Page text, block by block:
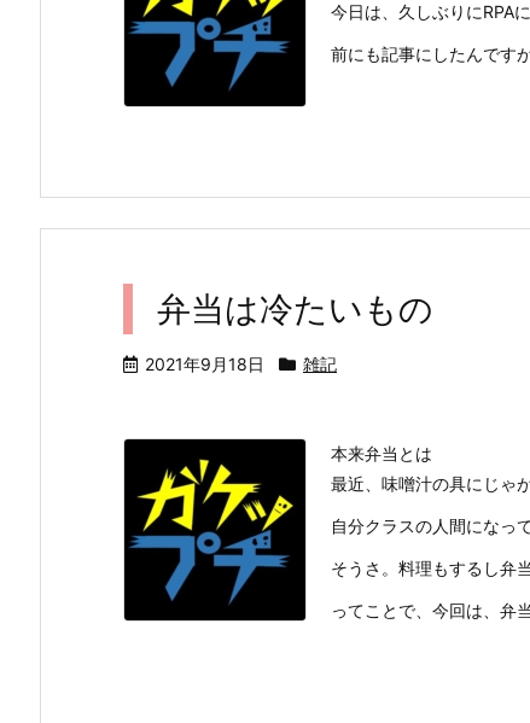
今日は、久しぶりにRPA
前にも記事にしたんです
弁当は冷たいもの
2021年9月18日 雑記
本来弁当とは
最近、味噌汁の具にじゃ
自分クラスの人間になっ
そうさ。料理もするし弁
ってことで、今回は、弁